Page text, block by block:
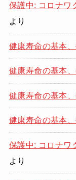
保護中: コロナワ
より
健康寿命の基本
健康寿命の基本
健康寿命の基本
健康寿命の基本
保護中: コロナワ
より